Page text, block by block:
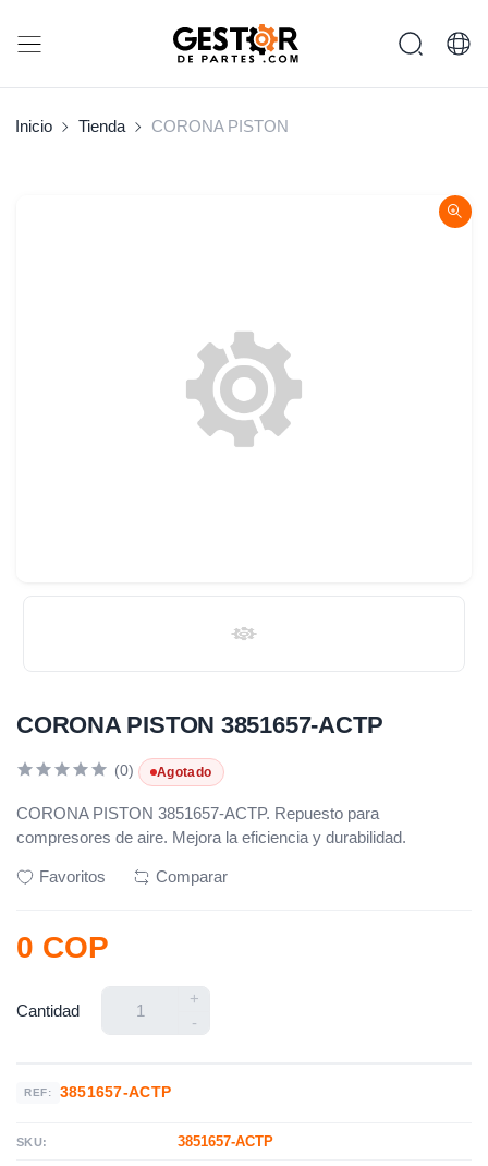
Inicio Tienda CORONA PISTON
CORONA PISTON 3851657-ACTP
(0) Agotado
CORONA PISTON 3851657-ACTP. Repuesto para
compresores de aire. Mejora la eficiencia y durabilidad.
Favoritos Comparar
0 COP
Cantidad
+
-
REF: 3851657-ACTP
SKU: 3851657-ACTP